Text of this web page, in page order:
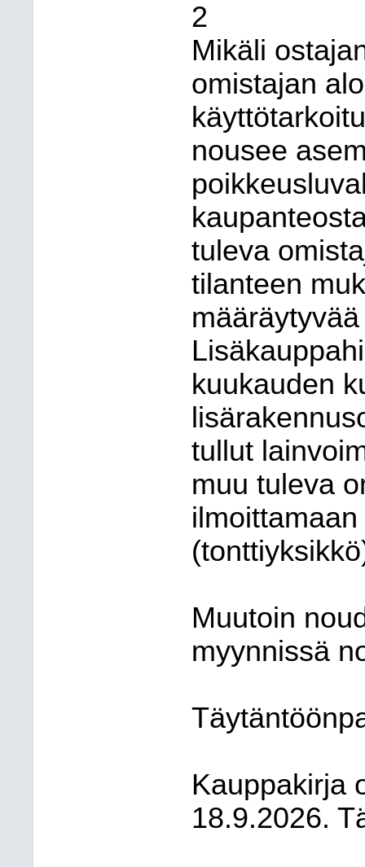
2
Mikäli
omistajan
nousee
tuleva
tilanteen
kuukauden
tullut
muu tuleva
Muutoin
myynnissä
Kauppakirja
18.9.2026.